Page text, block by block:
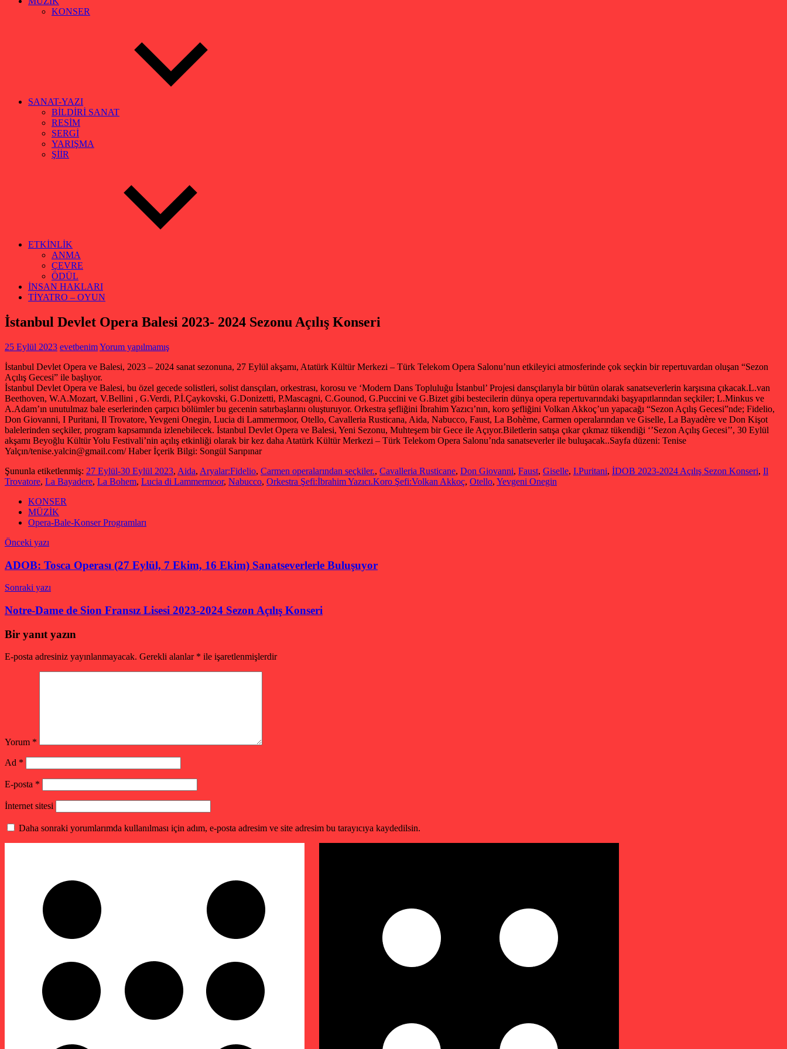
KONSER
SANAT-YAZI
BİLDİRİ SANAT
RESİM
SERGİ
YARIŞMA
ŞİİR
ETKİNLİK
ANMA
ÇEVRE
ÖDÜL
İNSAN HAKLARI
TİYATRO – OYUN
İstanbul Devlet Opera Balesi 2023- 2024 Sezonu Açılış Konseri
25 Eylül 2023 evetbenimYorum yapılmamış
İstanbul Devlet Opera ve Balesi, 2023 – 2024 sanat sezonuna, 27 Eylül akşamı, Atatürk Kültür Merkezi – Türk Telekom Opera Salonu’nun etkileyici atmosferinde çok seçkin bir repertuvardan oluşan “Sezon
Açılış Gecesi” ile başlıyor.
İstanbul Devlet Opera ve Balesi, bu özel gecede solistleri, solist dansçıları, orkestrası, korosu ve ‘Modern Dans Topluluğu İstanbul’ Projesi dansçılarıyla bir bütün olarak sanatseverlerin karşısına çıkacak.L.van
Beethoven, W.A.Mozart, V.Bellini , G.Verdi, P.İ.Çaykovski, G.Donizetti, P.Mascagni, C.Gounod, G.Puccini ve G.Bizet gibi bestecilerin dünya opera repertuvarındaki başyapıtlarından seçkiler; L.Minkus ve
A.Adam’ın unutulmaz bale eserlerinden çarpıcı bölümler bu gecenin satırbaşlarını oluşturuyor. Orkestra şefliğini İbrahim Yazıcı’nın, koro şefliğini Volkan Akkoç’un yapacağı “Sezon Açılış Gecesi”nde; Fidelio,
Don Giovanni, I Puritani, Il Trovatore, Yevgeni Onegin, Lucia di Lammermoor, Otello, Cavalleria Rusticana, Aida, Nabucco, Faust, La Bohème, Carmen operalarından ve Giselle, La Bayadère ve Don Kişot
balelerinden seçkiler, program kapsamında izlenebilecek. İstanbul Devlet Opera ve Balesi, Yeni Sezonu, Muhteşem bir Gece ile Açıyor.Biletlerin satışa çıkar çıkmaz tükendiği ‘’Sezon Açılış Gecesi’’, 30 Eylül
akşamı Beyoğlu Kültür Yolu Festivali’nin açılış etkinliği olarak bir kez daha Atatürk Kültür Merkezi – Türk Telekom Opera Salonu’nda sanatseverler ile buluşacak..Sayfa düzeni: Tenise
Yalçın/tenise.yalcin@gmail.com/ Haber İçerik Bilgi: Songül Sarıpınar
Şununla etiketlenmiş: 27 Eylül-30 Eylül 2023, Aida, Aryalar:Fidelio, Carmen operalarından seçkiler., Cavalleria Rusticane, Don Giovanni, Faust, Giselle, I.Puritani, İDOB 2023-2024 Açılış Sezon Konseri, Il
Trovatore, La Bayadere, La Bohem, Lucia di Lammermoor, Nabucco, Orkestra Şefi:İbrahim Yazıcı.Koro Şefi:Volkan Akkoç, Otello, Yevgeni Onegin
KONSER
MÜZİK
Opera-Bale-Konser Programları
Yazı
gezinmesi
Önceki yazı
ADOB: Tosca Operası (27 Eylül, 7 Ekim, 16 Ekim) Sanatseverlerle Buluşuyor
Sonraki yazı
Notre-Dame de Sion Fransız Lisesi 2023-2024 Sezon Açılış Konseri
Bir yanıt yazın
E-posta adresiniz yayınlanmayacak. Gerekli alanlar * ile işaretlenmişlerdir
Yorum *
Ad *
E-posta *
İnternet sitesi
Daha sonraki yorumlarımda kullanılması için adım, e-posta adresim ve site adresim bu tarayıcıya kaydedilsin.